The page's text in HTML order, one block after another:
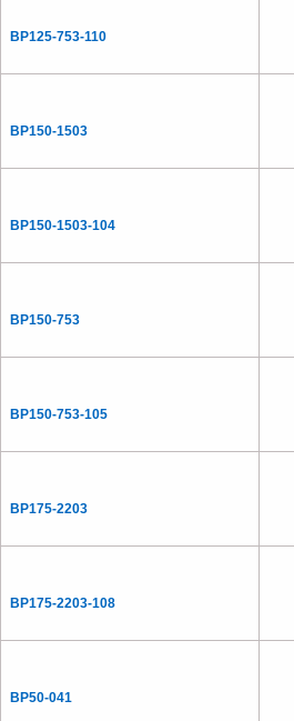
BP125-753-110
BP150-1503
BP150-1503-104
BP150-753
BP150-753-105
BP175-2203
BP175-2203-108
BP50-041